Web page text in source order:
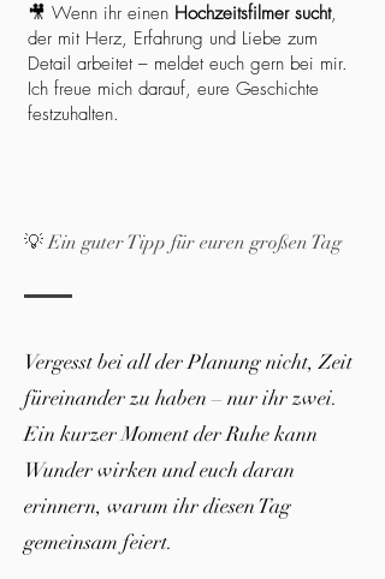
🎥 Wenn ihr einen Hochzeitsfilmer sucht,
der mit Herz, Erfahrung und Liebe zum
Detail arbeitet – meldet euch gern bei mir.
Ich freue mich darauf, eure Geschichte
festzuhalten.
💡 Ein guter Tipp für euren großen Tag
Vergesst bei all der Planung nicht, Zeit
füreinander zu haben – nur ihr zwei.
Ein kurzer Moment der Ruhe kann
Wunder wirken und euch daran
erinnern, warum ihr diesen Tag
gemeinsam feiert.